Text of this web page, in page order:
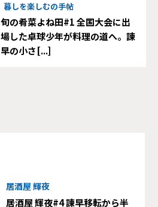
暮しを楽しむの手帖
旬の肴菜よね田#1 全国大会に出
場した卓球少年が料理の道へ。諫
早の小さ[...]
居酒屋 輝夜
居酒屋 輝夜#4 諫早移転から半